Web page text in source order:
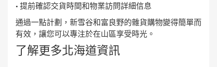
• 提前確認交貨時間和物業訪問詳細信息
通過一點計劃，新雪谷和富良野的雜貨購物變得簡單而
有效，讓您可以專注於在山區享受時光。
了解更多北海道資訊